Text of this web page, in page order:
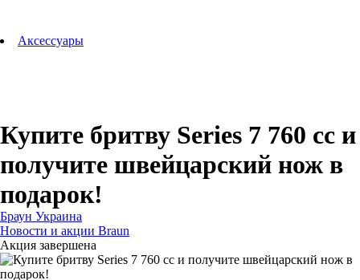
Аксессуары
Купите бритву Series 7 760 cc и
получите швейцарский нож в
подарок!
Браун Украина
Новости и акции Braun
Акция завершена